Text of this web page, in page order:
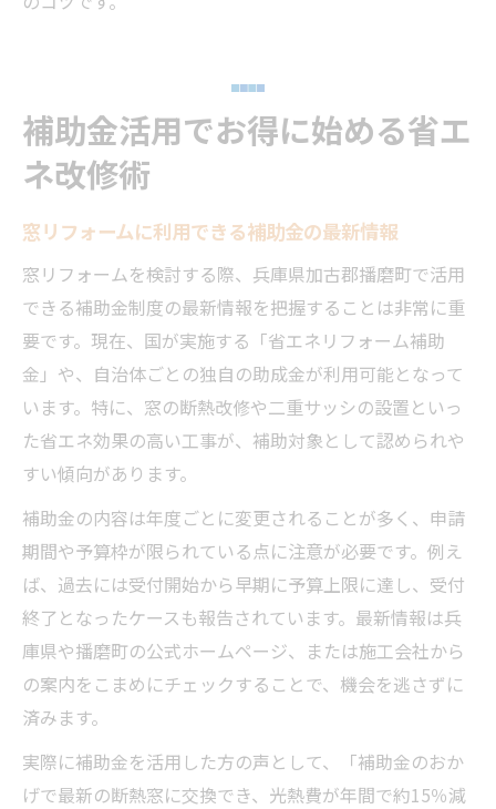
補助金活用でお得に始める省エ
ネ改修術
窓リフォームに利用できる補助金の最新情報
窓リフォームを検討する際、兵庫県加古郡播磨町で活用
できる補助金制度の最新情報を把握することは非常に重
要です。現在、国が実施する「省エネリフォーム補助
金」や、自治体ごとの独自の助成金が利用可能となって
います。特に、窓の断熱改修や二重サッシの設置といっ
た省エネ効果の高い工事が、補助対象として認められや
すい傾向があります。
補助金の内容は年度ごとに変更されることが多く、申請
期間や予算枠が限られている点に注意が必要です。例え
ば、過去には受付開始から早期に予算上限に達し、受付
終了となったケースも報告されています。最新情報は兵
庫県や播磨町の公式ホームページ、または施工会社から
の案内をこまめにチェックすることで、機会を逃さずに
済みます。
実際に補助金を活用した方の声として、「補助金のおか
げで最新の断熱窓に交換でき、光熱費が年間で約15％減